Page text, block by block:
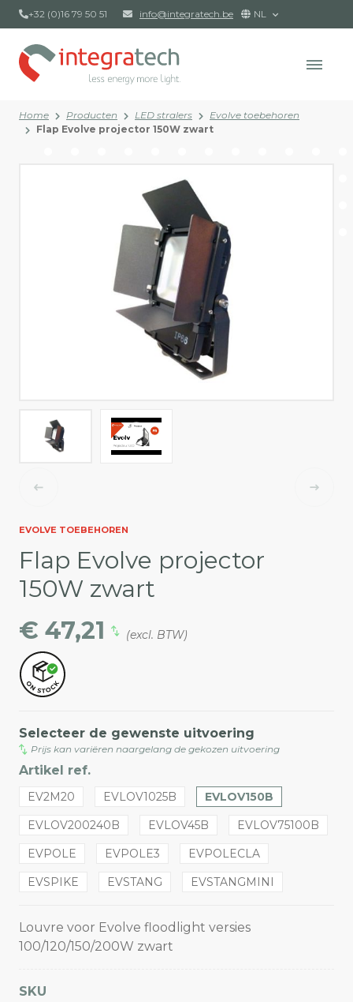
+32 (0)16 79 50 51 info@integratech.be NL
Home Producten LED stralers
Evolve toebehoren
Flap Evolve projector 150W zwart
EVOLVE TOEBEHOREN
Flap Evolve projector
150W zwart
€ 47,21
(excl. BTW)
Selecteer de gewenste uitvoering
Prijs kan variëren naargelang de gekozen uitvoering
Artikel ref.
EV2M20 EVLOV1025B
EVLOV150B
EVLOV200240B
EVLOV45B
EVLOV75100B
EVPOLE
EVPOLE3
EVPOLECLA
EVSPIKE
EVSTANG EVSTANGMINI
Louvre voor Evolve floodlight versies
100/120/150/200W zwart
SKU